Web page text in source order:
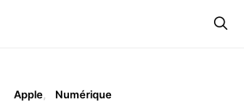
Apple Numérique